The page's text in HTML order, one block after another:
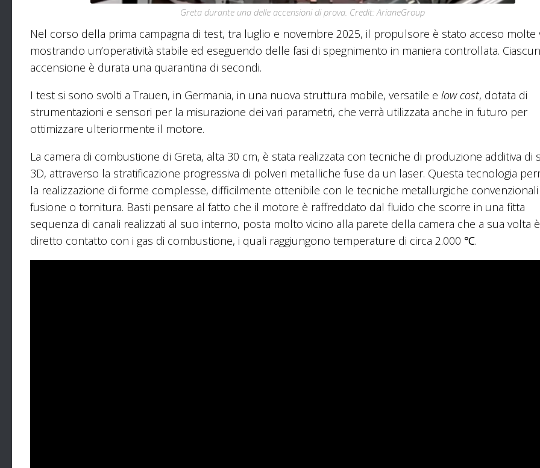
Greta durante una delle accensioni di prova. Credit: ArianeGroup
Nel corso della prima campagna di test, tra luglio e novembre 2025, il propulsore è stato acceso molte
mostrando un’operatività stabile ed eseguendo delle fasi di spegnimento in maniera controllata.
accensione è durata una quarantina di secondi.
I test si sono svolti a Trauen, in Germania, in una nuova struttura mobile, versatile e low cost, dotata di
strumentazioni e sensori per la misurazione dei vari parametri, che verrà utilizzata anche in futuro per
ottimizzare ulteriormente il motore.
La camera di combustione di Greta, alta 30 cm, è stata realizzata con tecniche di produzione additiva di
3D, attraverso la stratificazione progressiva di polveri metalliche fuse da un laser. Questa tecnologia
la realizzazione di forme complesse, difficilmente ottenibile con le tecniche metallurgiche
fusione o tornitura. Basti pensare al fatto che il motore è raffreddato dal fluido che scorre in una fitta
sequenza di canali realizzati al suo interno, posta molto vicino alla parete della camera che a sua volta
diretto contatto con i gas di combustione, i quali raggiungono temperature di circa 2.000 ℃.